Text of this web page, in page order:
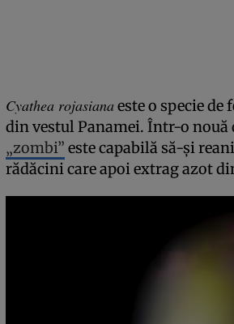
Cyathea rojasianaeste o specie
din vestul Panamei. Într-o nouă
„zombi” este capabilă să-și
rădăcini care apoi extrag azot